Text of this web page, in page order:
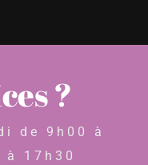
?
de 9h00 à
17h30